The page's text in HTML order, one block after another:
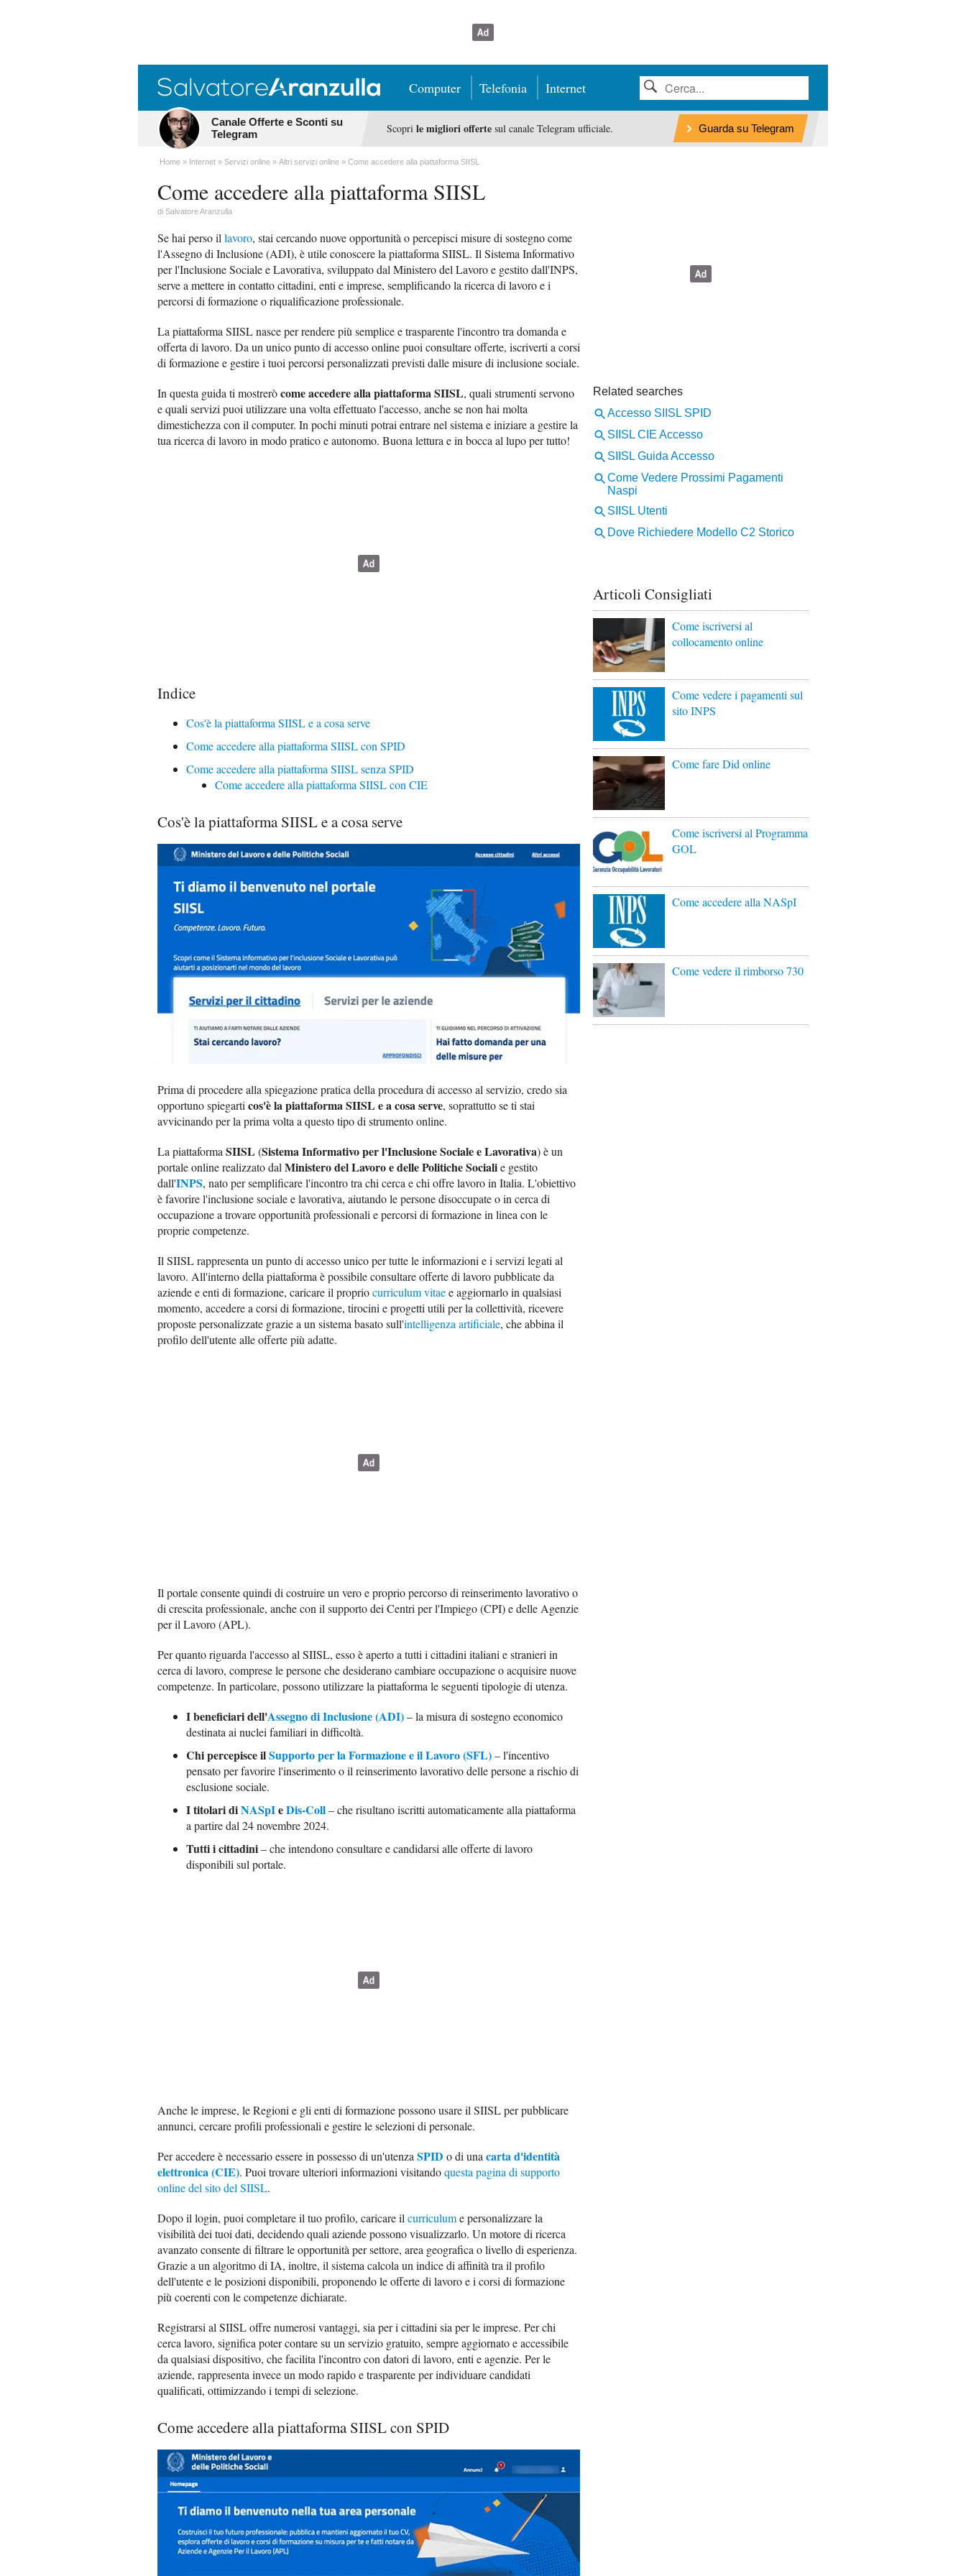
Computer Telefonia Internet
Canale Offerte e Sconti su
Telegram
Scopri le migliori offertesul canale Telegram ufficiale. Guarda su Telegram
Home Internet Servizi online Altri servizi online Come accedere alla piattaforma SIISL
Come accedere alla piattaforma SIISL
di Salvatore Aranzulla
Se hai perso il lavoro, stai cercando nuove opportunità o percepisci misure di sostegno come
l'Assegno di Inclusione (ADI), è utile conoscere la piattaforma SIISL. Il Sistema Informativo
per l'Inclusione Sociale e Lavorativa, sviluppato dal Ministero del Lavoro e gestito dall'INPS,
serve a mettere in contatto cittadini, enti e imprese, semplificando la ricerca di lavoro e i
percorsi di formazione o riqualificazione professionale.
La piattaforma SIISL nasce per rendere più semplice e trasparente l'incontro tra domanda e
offerta di lavoro. Da un unico punto di accesso online puoi consultare offerte, iscriverti a corsi
di formazione e gestire i tuoi percorsi personalizzati previsti dalle misure di inclusione sociale.
In questa guida ti mostreròcome accedere alla piattaforma SIISL, quali strumenti servono
e quali servizi puoi utilizzare una volta effettuato l'accesso, anche se non hai molta
dimestichezza con il computer. In pochi minuti potrai entrare nel sistema e iniziare a gestire la
tua ricerca di lavoro in modo pratico e autonomo. Buona lettura e in bocca al lupo per tutto!
Indice
Cos'è la piattaforma SIISL e a cosa serve
Come accedere alla piattaforma SIISL con SPID
Come accedere alla piattaforma SIISL senza SPID
Come accedere alla piattaforma SIISL con CIE
Cos'è la piattaforma SIISL e a cosa serve
Prima di procedere alla spiegazione pratica della procedura di accesso al servizio, credo sia
opportuno spiegarti cos'è la piattaforma SIISL e a cosa serve, soprattutto se ti stai
avvicinando per la prima volta a questo tipo di strumento online.
La piattaforma SIISL (Sistema Informativo per l'Inclusione Sociale e Lavorativa) è un
portale online realizzato dal Ministero del Lavoro e delle Politiche Socialie gestito
dall'INPS, nato per semplificare l'incontro tra chi cerca e chi offre lavoro in Italia. L'obiettivo
è favorire l'inclusione sociale e lavorativa, aiutando le persone disoccupate o in cerca di
occupazione a trovare opportunità professionali e percorsi di formazione in linea con le
proprie competenze.
Il SIISL rappresenta un punto di accesso unico per tutte le informazioni e i servizi legati al
lavoro. All'interno della piattaforma è possibile consultare offerte di lavoro pubblicate da
aziende e enti di formazione, caricare il propriocurriculum vitaee aggiornarlo in qualsiasi
momento, accedere a corsi di formazione, tirocini e progetti utili per la collettività, ricevere
proposte personalizzate grazie a un sistema basato sull'intelligenza artificiale, che abbina il
profilo dell'utente alle offerte più adatte.
Il portale consente quindi di costruire un vero e proprio percorso di reinserimento lavorativo o
di crescita professionale, anche con il supporto dei Centri per l'Impiego (CPI) e delle Agenzie
per il Lavoro (APL).
Per quanto riguarda l'accesso al SIISL, esso è aperto a tutti i cittadini italiani e stranieri in
cerca di lavoro, comprese le persone che desiderano cambiare occupazione o acquisire nuove
competenze. In particolare, possono utilizzare la piattaforma le seguenti tipologie di utenza.
I beneficiari dell'Assegno di Inclusione (ADI)– la misura di sostegno economico
destinata ai nuclei familiari in difficoltà.
Chi percepisce ilSupporto per la Formazione e il Lavoro (SFL)– l'incentivo
pensato per favorire l'inserimento o il reinserimento lavorativo delle persone a rischio di
esclusione sociale.
I titolari diNASpIeDis-Coll– che risultano iscritti automaticamente alla piattaforma
a partire dal 24 novembre 2024.
Tutti i cittadini– che intendono consultare e candidarsi alle offerte di lavoro
disponibili sul portale.
Anche le imprese, le Regioni e gli enti di formazione possono usare il SIISL per pubblicare
annunci, cercare profili professionali e gestire le selezioni di personale.
Per accedere è necessario essere in possesso di un'utenza SPID o di una carta d'identità
elettronica (CIE). Puoi trovare ulteriori informazioni visitandoquesta pagina di supporto
online del sito del SIISL.
Dopo il login, puoi completare il tuo profilo, caricare il curriculume personalizzare la
visibilità dei tuoi dati, decidendo quali aziende possono visualizzarlo. Un motore di ricerca
avanzato consente di filtrare le opportunità per settore, area geografica o livello di esperienza.
Grazie a un algoritmo di IA, inoltre, il sistema calcola un indice di affinità tra il profilo
dell'utente e le posizioni disponibili, proponendo le offerte di lavoro e i corsi di formazione
più coerenti con le competenze dichiarate.
Registrarsi al SIISL offre numerosi vantaggi, sia per i cittadini sia per le imprese. Per chi
cerca lavoro, significa poter contare su un servizio gratuito, sempre aggiornato e accessibile
da qualsiasi dispositivo, che facilita l'incontro con datori di lavoro, enti e agenzie. Per le
aziende, rappresenta invece un modo rapido e trasparente per individuare candidati
qualificati, ottimizzando i tempi di selezione.
Come accedere alla piattaforma SIISL con SPID
Articoli Consigliati
Come iscriversi al
collocamento online
Come vedere i pagamenti sul
sito INPS
Come fare Did online
Come iscriversi al Programma
GOL
Come accedere alla NASpI
Come vedere il rimborso 730